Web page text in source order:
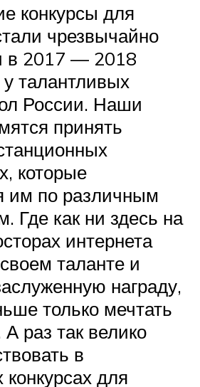
конкурсы для
чрезвычайно
в 2017 — 2018
талантливых
России. Наши
принять
которые
им по различным
Где как ни здесь на
интернета
таланте и
награду,
только мечтать
раз так велико
в
конкурсах для